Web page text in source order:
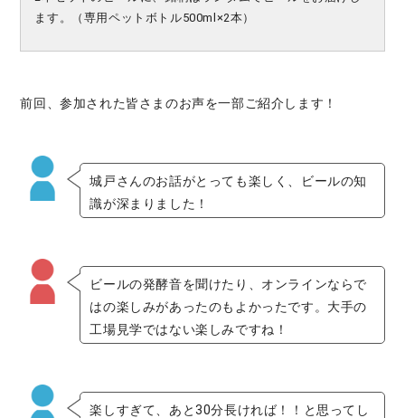
ます。（専用ペットボトル500ml×2本）
前回、参加された皆さまのお声を一部ご紹介します！
城戸さんのお話がとっても楽しく、ビールの知
識が深まりました！
ビールの発酵音を聞けたり、オンラインならで
はの楽しみがあったのもよかったです。大手の
工場見学ではない楽しみですね！
楽しすぎて、あと30分長ければ！！と思ってし